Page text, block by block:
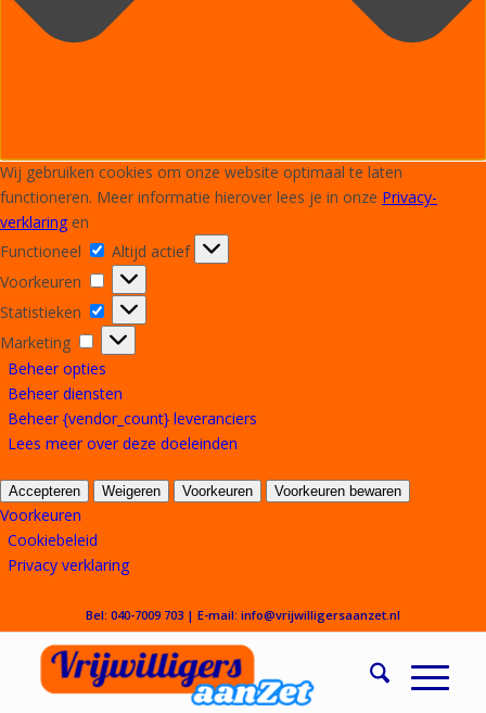
Wij gebruiken cookies om onze website optimaal te laten
functioneren. Meer informatie hierover lees je in onze Privacy-
verklaringen
Functioneel
Altijd actief
Voorkeuren
Statistieken
Marketing
Beheer opties
Beheer diensten
Beheer {vendor_count} leveranciers
Lees meer over deze doeleinden
Accepteren Weigeren Voorkeuren Voorkeuren bewaren
Voorkeuren
Cookiebeleid
Privacy verklaring
Bel: 040-7009 703| E-mail: info@vrijwilligersaanzet.nl